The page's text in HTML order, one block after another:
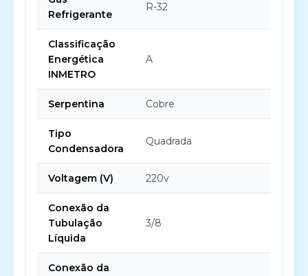
Refrigerante
R-32
Classificação
Energética
INMETRO
A
Serpentina Cobre
Tipo
Condensadora
Quadrada
Voltagem (V) 220v
Conexão da
Tubulação
Líquida
3/8
Conexão da